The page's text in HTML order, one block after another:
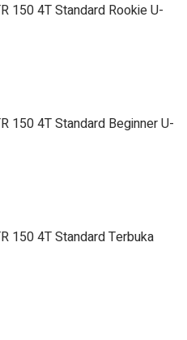
150 4T Standard Rookie U-
150 4T Standard Beginner U-
150 4T Standard Terbuka